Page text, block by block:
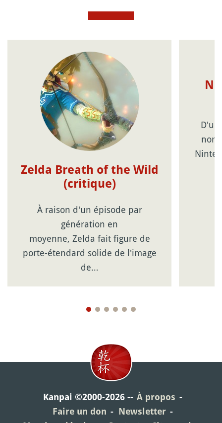
Zelda Breath of the Wild
(critique)
À raison d'un épisode par
génération en
moyenne, Zelda fait figure de
porte-étendard solide de l'image
de…
Kanpai ©2000-2026
À propos
Faire un don
Newsletter